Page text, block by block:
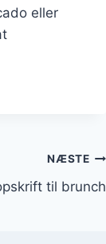
eller
NÆSTE
til brunch